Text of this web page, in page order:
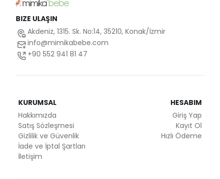
BIZE ULAŞIN
Akdeniz, 1315. Sk. No:14, 35210, Konak/İzmir
info@mimikabebe.com
+90 552 941 81 47
KURUMSAL
Hakkımızda
Satış Sözleşmesi
Gizlilik ve Güvenlik
İade ve İptal Şartları
İletişim
HESABIM
Giriş Yap
Kayıt Ol
Hızlı Ödeme